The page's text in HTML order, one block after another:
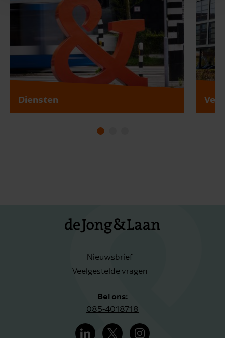
Diensten
Nieuwsbrief
Veelgestelde vragen
Bel ons:
085-4018718